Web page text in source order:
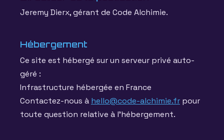
Jeremy Dierx, gérant de Code Alchimie.
Hébergement
Ce site est hébergé sur un serveur privé auto-
géré :
Infrastructure hébergée en France
Contactez-nous à hello@code-alchimie.fr pour
toute question relative à l'hébergement.